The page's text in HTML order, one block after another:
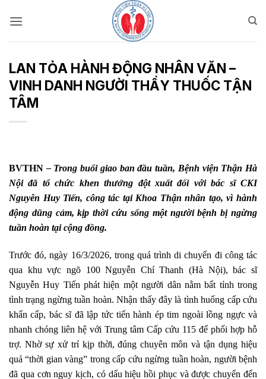
qua
LAN TỎA HÀNH ĐỘNG NHÂN VĂN –
VINH DANH NGƯỜI THẦY THUỐC TẬN
TÂM
BVTHN – Trong buổi giao ban đầu tuần, Bệnh viện Thận Hà
Nội đã tổ chức khen thưởng đột xuất đối với bác sĩ CKI
Nguyễn Huy Tiến, công tác tại Khoa Thận nhân tạo, vì hành
động dũng cảm, kịp thời cứu sống một người bệnh bị ngừng
tuần hoàn tại cộng đồng.
Trước đó, ngày 16/3/2026, trong quá trình di chuyển đi công tác
qua khu vực ngõ 100 Nguyễn Chí Thanh (Hà Nội), bác sĩ
Nguyễn Huy Tiến phát hiện một người dân nằm bất tỉnh trong
tình trạng ngừng tuần hoàn. Nhận thấy đây là tình huống cấp cứu
khẩn cấp, bác sĩ đã lập tức tiến hành ép tim ngoài lồng ngực và
nhanh chóng liên hệ với Trung tâm Cấp cứu 115 để phối hợp hỗ
trợ. Nhờ sự xử trí kịp thời, đúng chuyên môn và tận dụng hiệu
quả “thời gian vàng” trong cấp cứu ngừng tuần hoàn, người bệnh
đã qua cơn nguy kịch, có dấu hiệu hồi phục và được chuyển đến